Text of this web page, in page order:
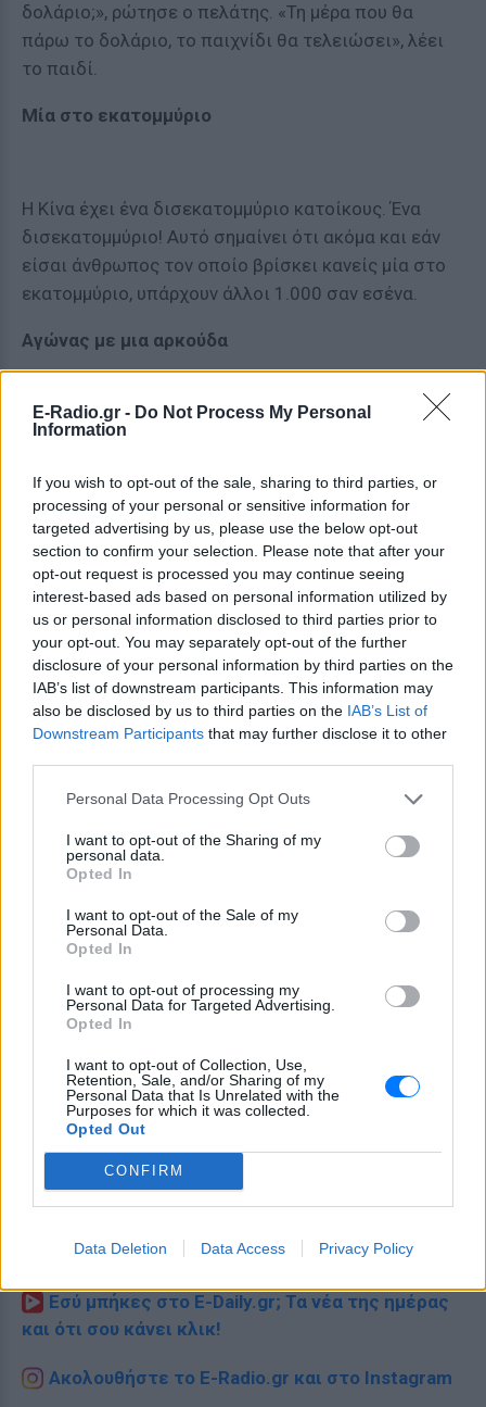
E-Radio.gr - Do Not Process My Personal
Information
If you wish to opt-out of the sale, sharing to third parties, or
processing of your personal or sensitive information for
targeted advertising by us, please use the below opt-out
section to confirm your selection. Please note that after your
opt-out request is processed you may continue seeing
interest-based ads based on personal information utilized by
us or personal information disclosed to third parties prior to
your opt-out. You may separately opt-out of the further
disclosure of your personal information by third parties on the
IAB’s list of downstream participants. This information may
also be disclosed by us to third parties on the IAB’s List of
Downstream Participants that may further disclose it to other
Personal Data Processing Opt Outs
I want to opt-out of the Sharing of my
personal data.
Opted In
I want to opt-out of the Sale of my
Personal Data.
Opted In
I want to opt-out of processing my
Personal Data for Targeted Advertising.
Opted In
I want to opt-out of Collection, Use,
Retention, Sale, and/or Sharing of my
Personal Data that Is Unrelated with the
Purposes for which it was collected.
Opted Out
CONFIRM
Data Deletion Data Access Privacy Policy
δολάριο;», ρώτησε ο πελάτης. «Τη μέρα που θα
πάρω το δολάριο, το παιχνίδι θα τελειώσει», λέει
το παιδί.
Μία στο εκατομμύριο
Η Κίνα έχει ένα δισεκατομμύριο κατοίκους. Ένα
δισεκατομμύριο! Αυτό σημαίνει ότι ακόμα και εάν
είσαι άνθρωπος τον οποίο βρίσκει κανείς μία στο
εκατομμύριο, υπάρχουν άλλοι 1.000 σαν εσένα.
Αγώνας με μια αρκούδα
Δύο κατασκηνωτές περπατούν μέσα στο δάσος,
αρκούδα βλέπει τους κατασκηνωτές και αρχίζει να
τους πλησιάζει. Ο πρώτος άνδρας ρίχνει κάτω την
τσάντα του και αρχίζει να φορά τα αθλητικά του
παπούτσια. Ο δεύτερος άνδρας λέει: «Τι κάνεις; Τα
αθλητικά δεν θα σε βοηθήσουν να ξεπεράσεις την
αρκούδα». «Δεν χρειάζεται να ξεπεράσω την
αρκούδα», λέει ο άλλος. «Αρκεί να τρέξω πιο
γρήγορα από σένα».
ΔΙΑΦΗΜΙΣΗ
και μάθετε πρώτοι
τα πιο hot νέα .
Εσύ μπήκες στο E-Daily.gr; Τα νέα της ημέρας
και ότι σου κάνει κλικ!
Ακολουθήστε το E-Radio.gr και στο Instagram